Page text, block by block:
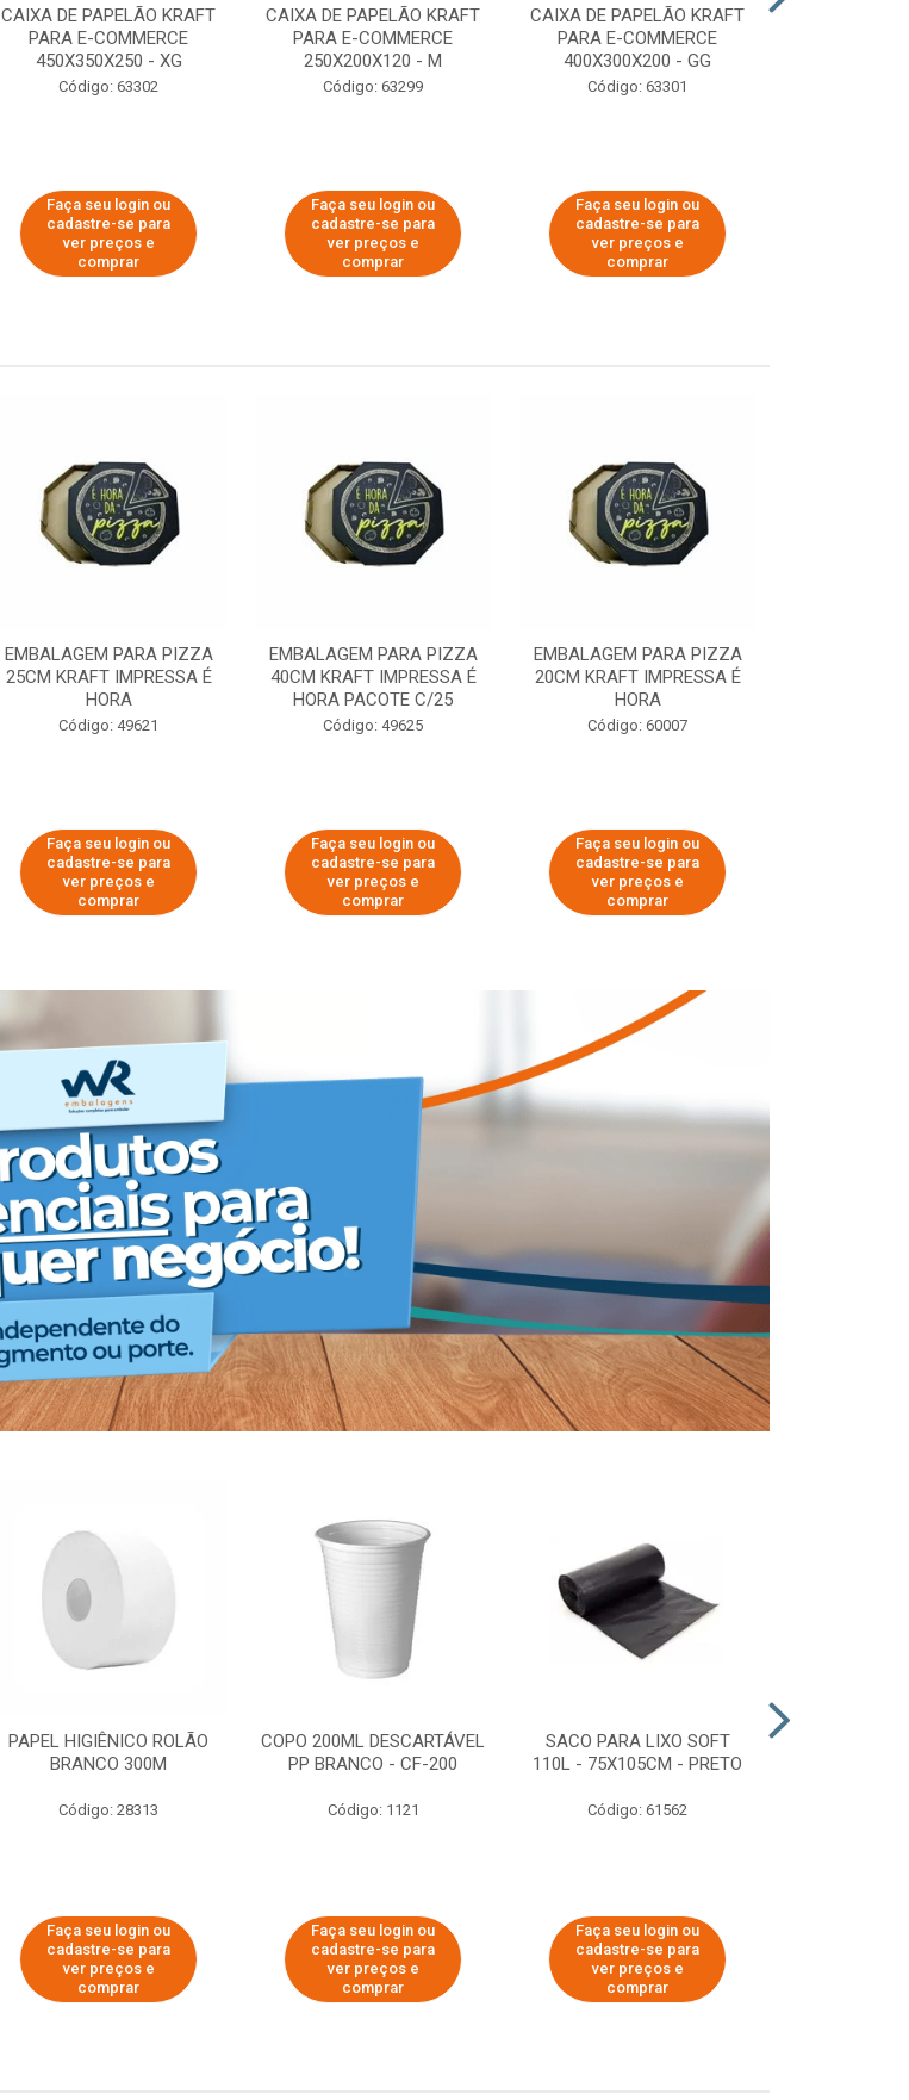
CAIXA DE PAPELÃO KRAFT
PARA E-COMMERCE
450X350X250 - XG
Código: 63302
Faça seu login ou
cadastre-se para
ver preços e
comprar
CAIXA DE PAPELÃO KRAFT
PARA E-COMMERCE
250X200X120 - M
Código: 63299
Faça seu login ou
cadastre-se para
ver preços e
comprar
CAIXA DE PAPELÃO KRAFT
PARA E-COMMERCE
400X300X200 - GG
Código: 63301
Faça seu login ou
cadastre-se para
ver preços e
comprar
EMBALAGEM PARA PIZZA
25CM KRAFT IMPRESSA É
HORA
Código: 49621
Faça seu login ou
cadastre-se para
ver preços e
comprar
EMBALAGEM PARA PIZZA
40CM KRAFT IMPRESSA É
HORA PACOTE C/25
Código: 49625
Faça seu login ou
cadastre-se para
ver preços e
comprar
EMBALAGEM PARA PIZZA
20CM KRAFT IMPRESSA É
HORA
Código: 60007
Faça seu login ou
cadastre-se para
ver preços e
comprar
PAPEL HIGIÊNICO ROLÃO
BRANCO 300M
Código: 28313
Faça seu login ou
cadastre-se para
ver preços e
comprar
COPO 200ML DESCARTÁVEL
PP BRANCO - CF-200
Código: 1121
Faça seu login ou
cadastre-se para
ver preços e
comprar
SACO PARA LIXO SOFT
110L - 75X105CM - PRETO
Código: 61562
Faça seu login ou
cadastre-se para
ver preços e
comprar